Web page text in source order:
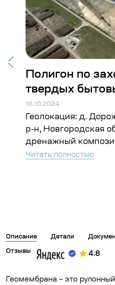
Полигон по
твердых
16.10.2024
Геолокация: д.
р-н, Новгородская
дренажный
Читать полностью
Описание Детали
Отзывы 4.8
Геомембрана – это